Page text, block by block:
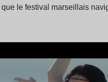
que le festival marseillais